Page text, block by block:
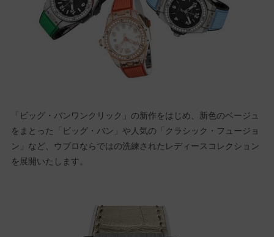
「ビッグ・バンワンクリック」の新作をはじめ、新色のベージュ
をまとった「ビッグ・バン」や人気の「クラシック・フュージョ
ン」など、ウブロならではの洗練されたレディースコレクション
を展開いたします。